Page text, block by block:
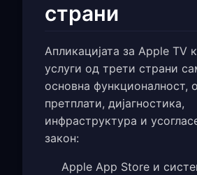
страни
Апликацијата за Apple TV
услуги од трети страни
основна функционалност,
претплати, дијагностика,
инфраструктура и
закон:
Apple App Store и